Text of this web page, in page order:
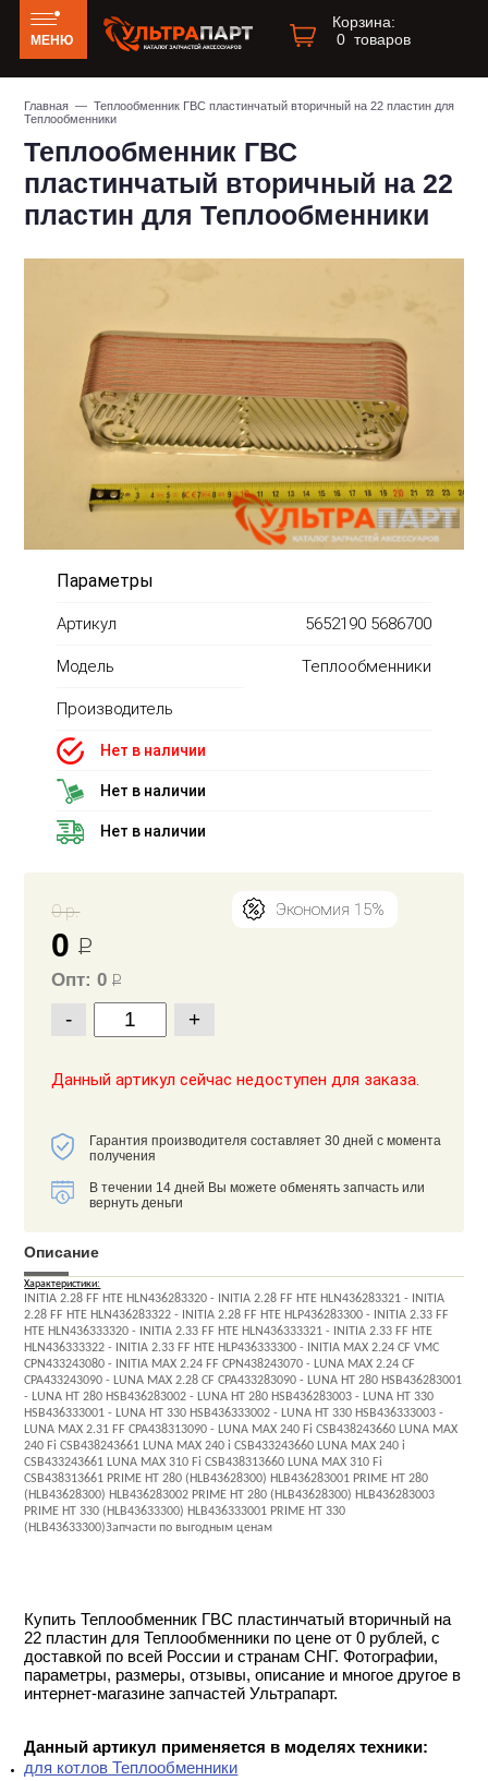
МЕНЮ
Корзина:
0 товаров
Главная — Теплообменник ГВС пластинчатый вторичный на 22 пластин для
Теплообменники
Теплообменник ГВС
пластинчатый вторичный на 22
пластин для Теплообменники
Параметры
Артикул 5652190 5686700
Модель Теплообменники
Производитель
Нет в наличии
Нет в наличии
Нет в наличии
0 р. Экономия 15%
0Р
Опт: 0Р
- +
Данный артикул сейчас недоступен для заказа.
Гарантия производителя составляет 30 дней с момента
получения
В течении 14 дней Вы можете обменять запчасть или
вернуть деньги
Описание
Характеристики:
INITIA 2.28 FF HTE HLN436283320 - INITIA 2.28 FF HTE HLN436283321 - INITIA
2.28 FF HTE HLN436283322 - INITIA 2.28 FF HTE HLP436283300 - INITIA 2.33 FF
HTE HLN436333320 - INITIA 2.33 FF HTE HLN436333321 - INITIA 2.33 FF HTE
HLN436333322 - INITIA 2.33 FF HTE HLP436333300 - INITIA MAX 2.24 CF VMC
CPN433243080 - INITIA MAX 2.24 FF CPN438243070 - LUNA MAX 2.24 CF
CPA433243090 - LUNA MAX 2.28 CF CPA433283090 - LUNA HT 280 HSB436283001
- LUNA HT 280 HSB436283002 - LUNA HT 280 HSB436283003 - LUNA HT 330
HSB436333001 - LUNA HT 330 HSB436333002 - LUNA HT 330 HSB436333003 -
LUNA MAX 2.31 FF CPA438313090 - LUNA MAX 240 Fi CSB438243660 LUNA MAX
240 Fi CSB438243661 LUNA MAX 240 i CSB433243660 LUNA MAX 240 i
CSB433243661 LUNA MAX 310 Fi CSB438313660 LUNA MAX 310 Fi
CSB438313661 PRIME HT 280 (HLB43628300) HLB436283001 PRIME HT 280
(HLB43628300) HLB436283002 PRIME HT 280 (HLB43628300) HLB436283003
PRIME HT 330 (HLB43633300) HLB436333001 PRIME HT 330
(HLB43633300)Запчасти по выгодным ценам
Купить Теплообменник ГВС пластинчатый вторичный на
22 пластин для Теплообменники по цене от 0 рублей, с
доставкой по всей России и странам СНГ. Фотографии,
параметры, размеры, отзывы, описание и многое другое в
интернет-магазине запчастей Ультрапарт.
Данный артикул применяется в моделях техники:
для котлов Теплообменники